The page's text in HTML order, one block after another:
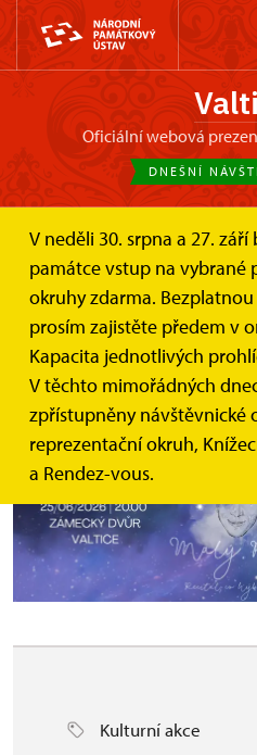
oficiální webová
DNEŠNÍ
V neděli 30. srpna a 27.
památce vstup na vybrané
okruhy zdarma.
prosím zajistěte předem v
Kapacita jednotlivých
V těchto mimořádných
zpřístupněny návštěvnické
reprezentační okruh,
a Rendez-vous.
Zámek Valtice Akce
Malý princ –
zámku Valtice
Kulturní akce